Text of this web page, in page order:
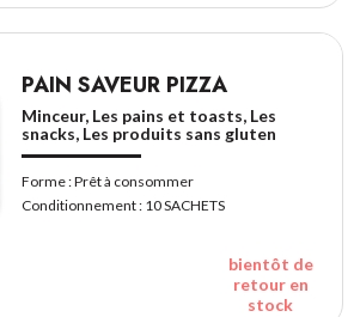
PAIN SAVEUR PIZZA
Minceur, Les pains et toasts, Les
snacks, Les produits sans gluten
Forme :Prêt à consommer
Conditionnement : 10 SACHETS
bientôt de
retour en
stock